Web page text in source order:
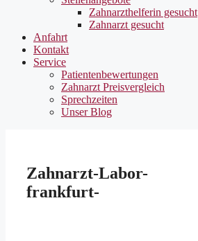
Zahnarzthelferin gesucht
Zahnarzt gesucht
Anfahrt
Kontakt
Service
Patientenbewertungen
Zahnarzt Preisvergleich
Sprechzeiten
Unser Blog
Zahnarzt-Labor-
frankfurt-